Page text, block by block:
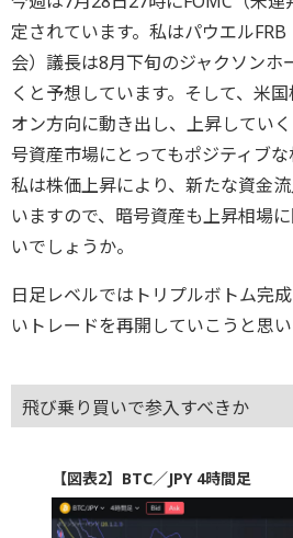
定されています。私はパウエル
会）議長は8月下旬のジャクソンホ
くと予想しています。そして、米
オン方向に動き出し、上昇してい
号資産市場にとってもポジティブな
私は株価上昇により、新たな資金
いますので、暗号資産も上昇相場
いでしょうか。
日足レベルではトリプルボトム完
いトレードを再開していこうと思い
飛び乗り買いで参入すべきか
【図表2】BTC／JPY 4時間足